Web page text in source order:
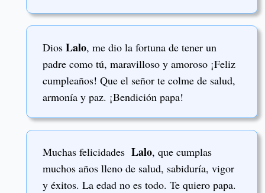
Dios Lalo, me dio la fortuna de tener un
padre como tú, maravilloso y amoroso ¡Feliz
cumpleaños! Que el señor te colme de salud,
armonía y paz. ¡Bendición papa!
Muchas felicidades Lalo, que cumplas
muchos años lleno de salud, sabiduría, vigor
y éxitos. La edad no es todo. Te quiero papa.